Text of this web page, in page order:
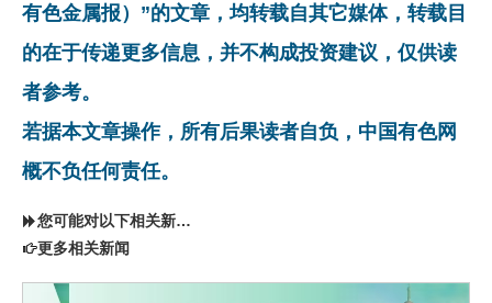
有色金属报）”的文章，均转载自其它媒体，转载目
的在于传递更多信息，并不构成投资建议，仅供读
者参考。
若据本文章操作，所有后果读者自负，中国有色网
概不负任何责任。
您可能对以下相关新闻同样感兴趣
更多相关新闻